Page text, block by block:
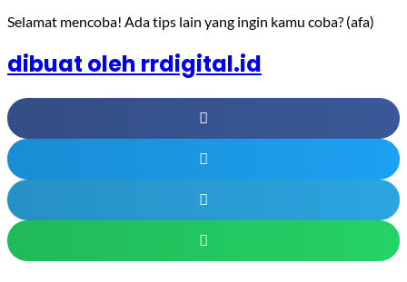
Selamat mencoba! Ada tips lain yang ingin kamu coba? (afa)
dibuat oleh rrdigital.id